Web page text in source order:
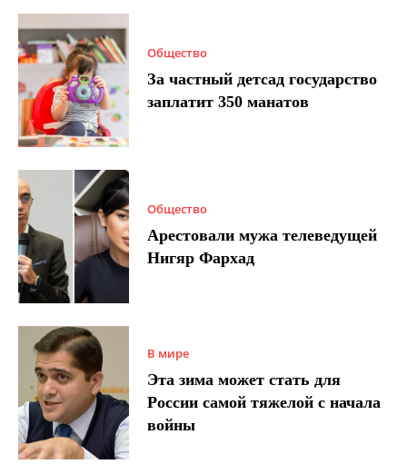
Общество
За частный детсад государство
заплатит 350 манатов
Общество
Арестовали мужа телеведущей
Нигяр Фархад
В мире
Эта зима может стать для
России самой тяжелой с начала
войны